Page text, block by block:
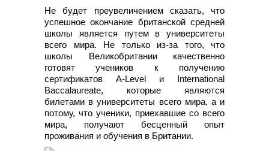
Не будет преувеличением сказать, что
успешное окончание британской средней
школы является путем в университеты
всего мира. Не только из-за того, что
школы Великобритании качественно
готовят учеников к получению
сертификатов A-Level и International
Baccalaureate, которые являются
билетами в университеты всего мира, а и
потому, что ученики, приехавшие со всего
мира, получают бесценный опыт
проживания и обучения в Британии.